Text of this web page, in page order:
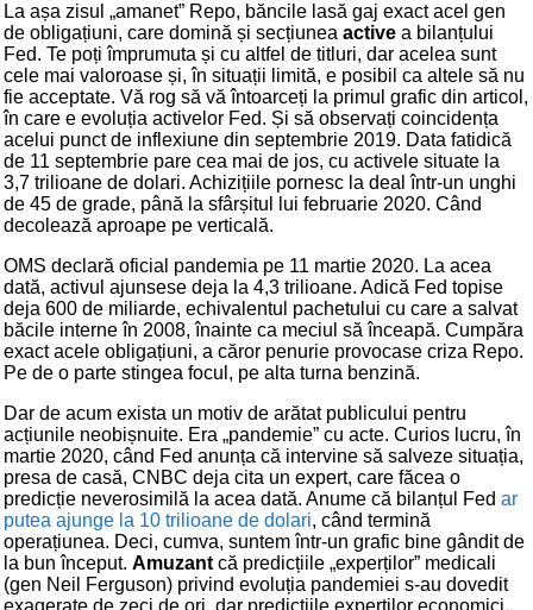
La așa zisul „amanet” Repo, băncile lasă gaj exact acel gen
de obligațiuni, care domină și secțiunea active a bilanțului
Fed. Te poți împrumuta și cu altfel de titluri, dar acelea sunt
cele mai valoroase și, în situații limită, e posibil ca altele să nu
fie acceptate. Vă rog să vă întoarceți la primul grafic din articol,
în care e evoluția activelor Fed. Și să observați coincidența
acelui punct de inflexiune din septembrie 2019. Data fatidică
de 11 septembrie pare cea mai de jos, cu activele situate la
3,7 trilioane de dolari. Achizițiile pornesc la deal într-un unghi
de 45 de grade, până la sfârșitul lui februarie 2020. Când
decolează aproape pe verticală.
OMS declară oficial pandemia pe 11 martie 2020. La acea
dată, activul ajunsese deja la 4,3 trilioane. Adică Fed topise
deja 600 de miliarde, echivalentul pachetului cu care a salvat
băcile interne în 2008, înainte ca meciul să înceapă. Cumpăra
exact acele obligațiuni, a căror penurie provocase criza Repo.
Pe de o parte stingea focul, pe alta turna benzină.
Dar de acum exista un motiv de arătat publicului pentru
acțiunile neobișnuite. Era „pandemie” cu acte. Curios lucru, în
martie 2020, când Fed anunța că intervine să salveze situația,
presa de casă, CNBC deja cita un expert, care făcea o
predicție neverosimilă la acea dată. Anume că bilanțul Fed ar
putea ajunge la 10 trilioane de dolari, când termină
operațiunea. Deci, cumva, suntem într-un grafic bine gândit de
la bun început. Amuzant că predicțiile „experților” medicali
(gen Neil Ferguson) privind evoluția pandemiei s-au dovedit